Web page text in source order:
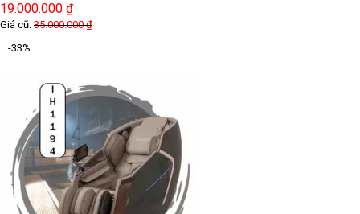
19.000.000 ₫
Giá cũ: 35.000.000₫
-33%